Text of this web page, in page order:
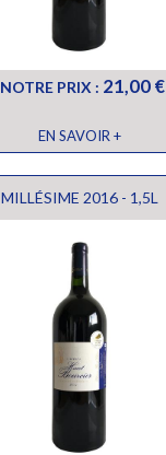
NOTRE PRIX : 21,00 €
EN SAVOIR +
MILLÉSIME 2016 - 1,5L